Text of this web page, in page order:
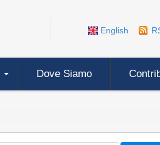
English
Dove Siamo